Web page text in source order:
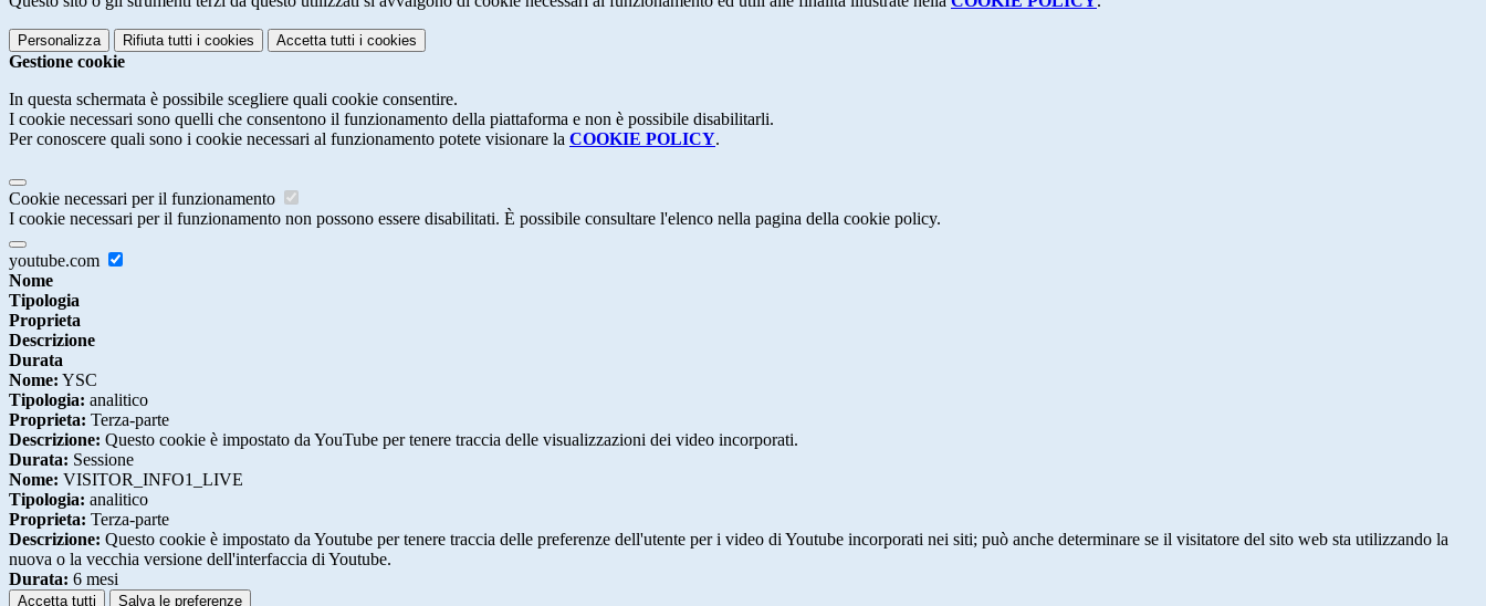
Personalizza Rifiuta tutti i cookies Accetta tutti i cookies
Gestione cookie
In questa schermata è possibile scegliere quali cookie consentire.
I cookie necessari sono quelli che consentono il funzionamento della piattaforma e non è possibile disabilitarli.
Per conoscere quali sono i cookie necessari al funzionamento potete visionare la COOKIE POLICY.
Cookie necessari per il funzionamento
I cookie necessari per il funzionamento non possono essere disabilitati. È possibile consultare l'elenco nella pagina della cookie policy.
youtube.com
Nome
Tipologia
Proprieta
Descrizione
Durata
Nome: YSC
Tipologia: analitico
Proprieta: Terza-parte
Descrizione: Questo cookie è impostato da YouTube per tenere traccia delle visualizzazioni dei video incorporati.
Durata: Sessione
Nome: VISITOR_INFO1_LIVE
Tipologia: analitico
Proprieta: Terza-parte
Descrizione: Questo cookie è impostato da Youtube per tenere traccia delle preferenze dell'utente per i video di Youtube incorporati nei siti; può anche determinare se il visitatore del sito web sta utilizzando la
nuova o la vecchia versione dell'interfaccia di Youtube.
Durata: 6 mesi
Accetta tutti Salva le preferenze